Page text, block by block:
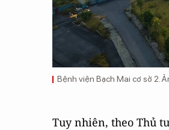
Bệnh viện Bạch Mai cơ sở 2.
Tuy nhiên, theo Thủ